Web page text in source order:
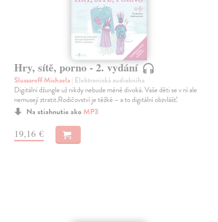
Hry, sítě, porno - 2. vydání
Slussareff Michaela| Elektronická audiokniha
Digitální džungle už nikdy nebude méně divoká. Vaše děti se v ní ale
nemusejí ztratit.Rodičovství je těžké – a to digitální obzvlášť.
Na stiahnutie ako MP3
19,16 €